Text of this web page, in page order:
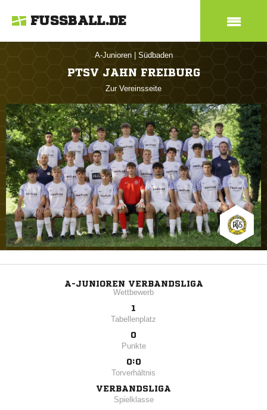
FUSSBALL.DE
A-Junioren Südbaden
PTSV JAHN FREIBURG
Zur Vereinsseite
A-JUNIOREN VERBANDSLIGA
Wettbewerb
1
Tabellenplatz
0
Punkte
0:0
Torverhältnis
VERBANDSLIGA
Spielklasse